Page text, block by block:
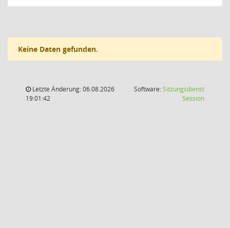
Keine Daten gefunden.
Letzte Änderung: 06.08.2026
19:01:42
Software:Sitzungsdienst
Session(Wird in